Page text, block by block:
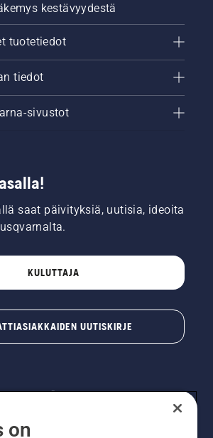
kestävyydestä
tuotetiedot
tiedot
sivustot
saat päivityksiä, uutisia, ideoita
KULUTTAJA
UUTISKIRJE
on